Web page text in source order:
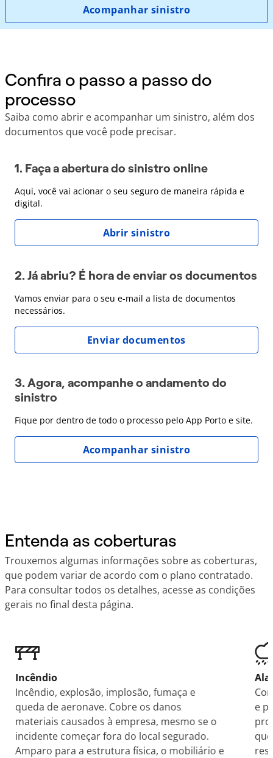
Acompanhar sinistro
Confira o passo a passo do
processo
Saiba como abrir e acompanhar um sinistro, além dos
documentos que você pode precisar.
1. Faça a abertura do sinistro online
Aqui, você vai acionar o seu seguro de maneira rápida e
digital.
Abrir sinistro
2. Já abriu? É hora de enviar os documentos
Vamos enviar para o seu e-mail a lista de documentos
necessários.
Enviar documentos
3. Agora, acompanhe o andamento do
sinistro
Fique por dentro de todo o processo pelo App Porto e site.
Acompanhar sinistro
Entenda as coberturas
Trouxemos algumas informações sobre as coberturas,
que podem variar de acordo com o plano contratado.
Para consultar todos os detalhes, acesse as condições
gerais no final desta página.
Incêndio
Incêndio, explosão, implosão, fumaça e
queda de aeronave. Cobre os danos
materiais causados à empresa, mesmo se o
incidente começar fora do local segurado.
Amparo para a estrutura física, o mobiliário e
e